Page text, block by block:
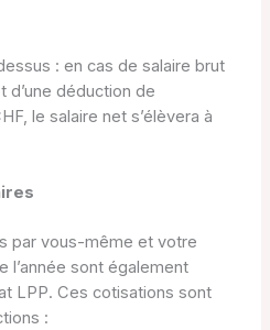
: en cas de salaire brut
d’une déduction de
le salaire net s’élèvera à
par vous-même et votre
l’année sont également
LPP. Ces cotisations sont
: